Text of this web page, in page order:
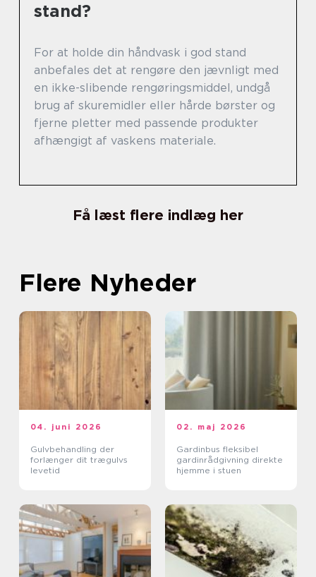
stand?
For at holde din håndvask i god stand
anbefales det at rengøre den jævnligt med
en ikke-slibende rengøringsmiddel, undgå
brug af skuremidler eller hårde børster og
fjerne pletter med passende produkter
afhængigt af vaskens materiale.
Få læst flere indlæg her
Flere Nyheder
04. juni 2026
Gulvbehandling der
forlænger dit trægulvs
levetid
02. maj 2026
Gardinbus fleksibel
gardinrådgivning direkte
hjemme i stuen